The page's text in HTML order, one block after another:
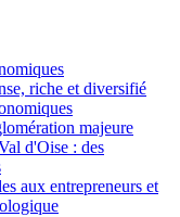
riche et diversifié
majeure
d'Oise : des
aux entrepreneurs et